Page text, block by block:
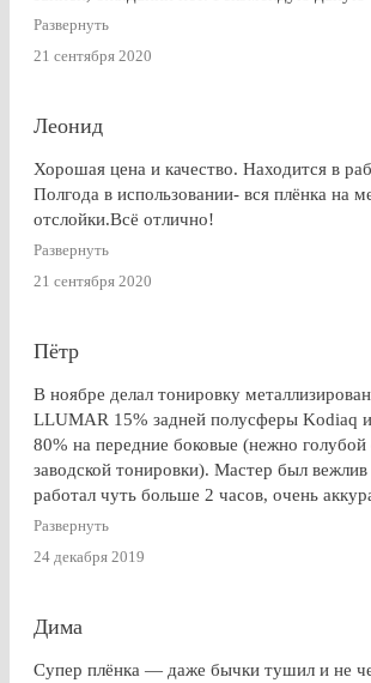
Развернуть
21 сентября 2020
Леонид
Хорошая цена и качество. Находится в
Полгода в использовании- вся плёнка на
отслойки.Всё отлично!
Развернуть
21 сентября 2020
Пётр
В ноябре делал тонировку
LLUMAR 15% задней полусферы Kodiaq
80% на передние боковые (нежно голубой
заводской тонировки). Мастер был вежлив
работал чуть больше 2 часов, очень
профессионально. Результат на 5+ !
получить гарантию на работу и плёнку.
за консультацию, как до работ, так по их
Развернуть
24 декабря 2019
Дима
Супер плёнка — даже бычки тушил и не